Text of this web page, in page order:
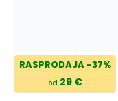
RASPRODAJA -37%
od 29 €